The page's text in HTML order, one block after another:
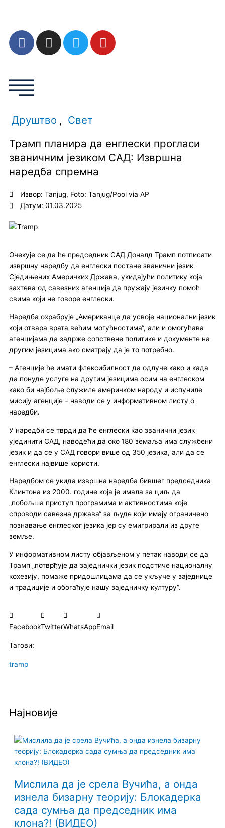
F
a
b
o
k
I
n
a
T
w
Y
o
Друштво , Свет
Трамп планира да енглески прогласи
званичним језиком САД: Извршна
наредба спремна
Извор: Tanjug, Foto: Tanjug/Pool via AP
Датум: 01.03.2025
Очекује се да ће председник САД Доналд Трамп потписати
извршну наредбу да енглески постане званични језик
Сједињених Америчких Држава, укидајући политику која
захтева од савезних агенција да пружају језичку помоћ
свима који не говоре енглески.
Наредба охрабрује „Американце да усвоје национални језик
који отвара врата већим могућностима“, али и омогућава
агенцијама да задрже сопствене политике и документе на
другим језицима ако сматрају да је то потребно.
– Агенције ће имати флексибилност да одлуче како и када
да понуде услуге на другим језицима осим на енглеском
како би најбоље служиле америчком народу и испуниле
мисију агенције – наводи се у информативном листу о
наредби.
У наредби се тврди да ће енглески као званични језик
ујединити САД, наводећи да око 180 земаља има службени
језик и да се у САД говори више од 350 језика, али да се
енглески највише користи.
Наредбом се укида извршна наредба бившег председника
Клинтона из 2000. године која је имала за циљ да
„побољша приступ програмима и активностима које
спроводи савезна држава“ за људе који имају ограничено
познавање енглеског језика јер су емигрирали из друге
земље.
У информативном листу објављеном у петак наводи се да
Трамп „потврђује да заједнички језик подстиче националну
кохезију, помаже придошлицама да се укључе у заједнице
и традиције и обогаћује нашу заједничку културу“.
FacebookTwitterWhatsAppEmail
Тагови:
tramp
Најновије
Мислила да је срела Вучића, а онда
изнела бизарну теорију: Блокадерка
сада сумња да председник има
клона?! (ВИДЕО)